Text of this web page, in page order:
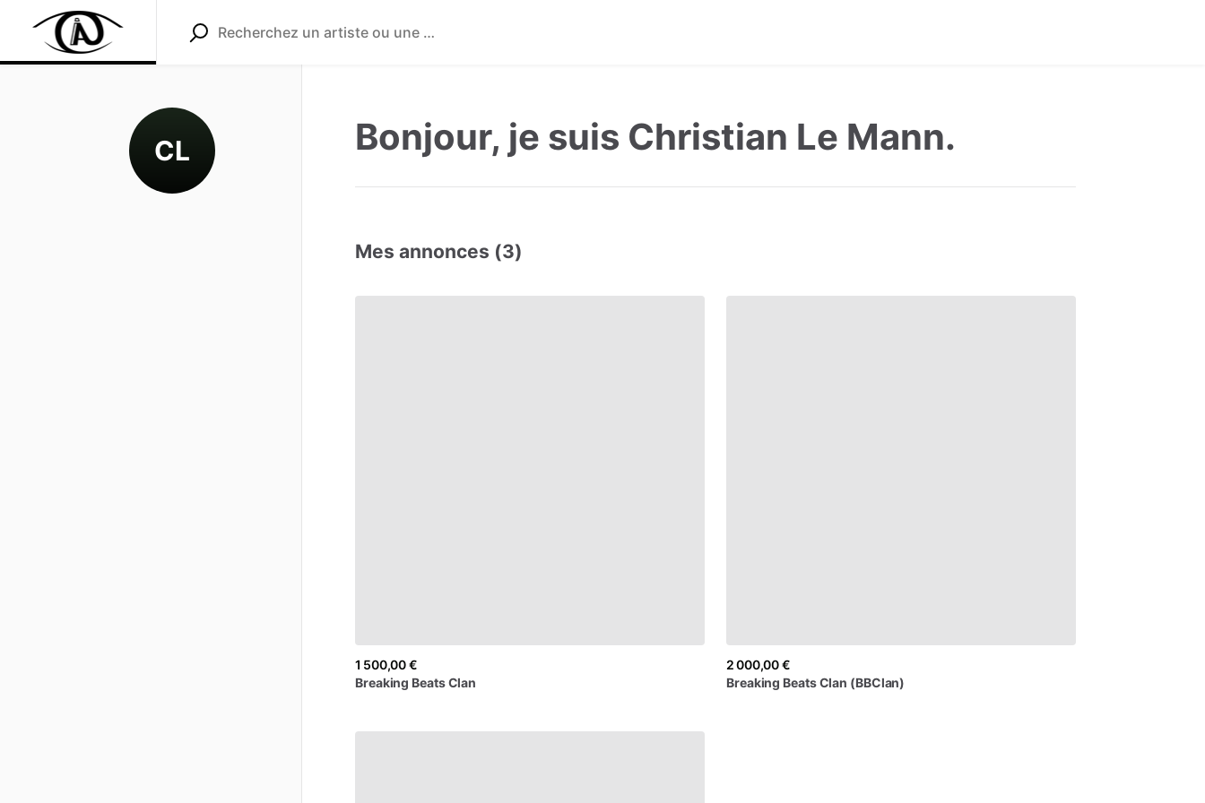
CL Bonjour, je suis Christian Le Mann.
Mes annonces (3)
1 500,00 €
Breaking BeatsClan
2 000,00 €
Breaking BeatsClan (BBClan)